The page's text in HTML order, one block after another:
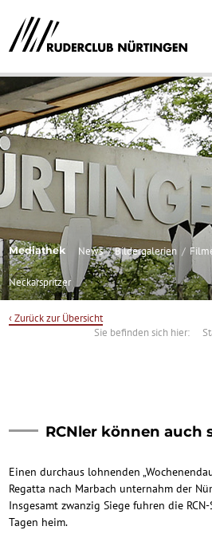
Mediathek News Bildergalerien
Neckarspritzer
‹ Zurück zur Übersicht
Sie befinden sich hier:
RCNler können auch
Einen durchaus lohnenden
Regatta nach Marbach unternahm der
Insgesamt zwanzig Siege fuhren die
Tagen heim.